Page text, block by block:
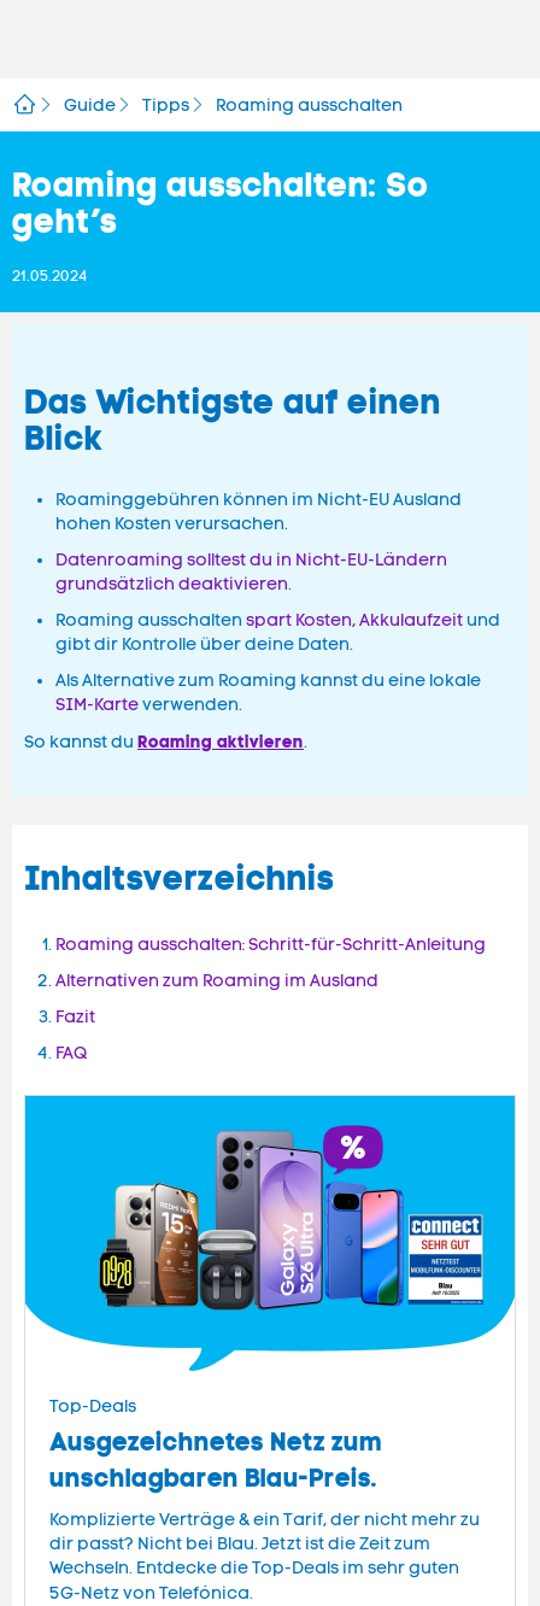
Guide Tipps Roaming ausschalten
Roaming ausschalten: So
geht’s
21.05.2024
Das Wichtigste auf einen
Blick
Roaminggebühren können im Nicht-EU Ausland
hohen Kosten verursachen.
Datenroaming solltest du in Nicht-EU-Ländern
grundsätzlich deaktivieren.
Roaming ausschalten spart Kosten, Akkulaufzeit und
gibt dir Kontrolle über deine Daten.
Als Alternative zum Roaming kannst du eine lokale
SIM-Karteverwenden.
So kannst du Roaming aktivieren.
Inhaltsverzeichnis
Roaming ausschalten: Schritt-für-Schritt-Anleitung
Alternativen zum Roaming im Ausland
Fazit
FAQ
Ausgezeichnetes Netz zum
unschlagbaren Blau-Preis.
Komplizierte Verträge & ein Tarif, der nicht mehr zu
dir passt? Nicht bei Blau. Jetzt ist die Zeit zum
Wechseln. Entdecke die Top-Deals im sehr guten
5G-Netz von Telefónica.
Top-Deals